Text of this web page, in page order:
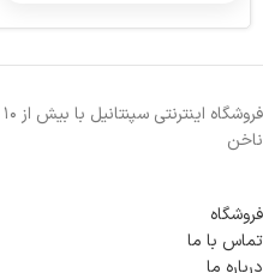
ناخن
فروشگاه
تماس با ما
درباره ما